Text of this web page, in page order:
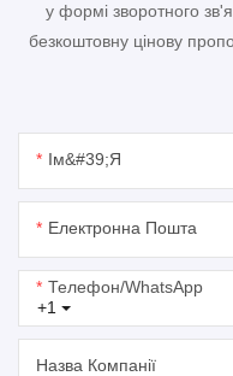
у формі зворотного
безкоштовну цінову
Ім&#39;я
Електронна Пошта
+1
Телефон/WhatsApp
Назва Компанії